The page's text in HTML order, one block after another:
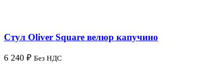
Стул Oliver Square велюр капучино
6 240 ₽ Без НДС